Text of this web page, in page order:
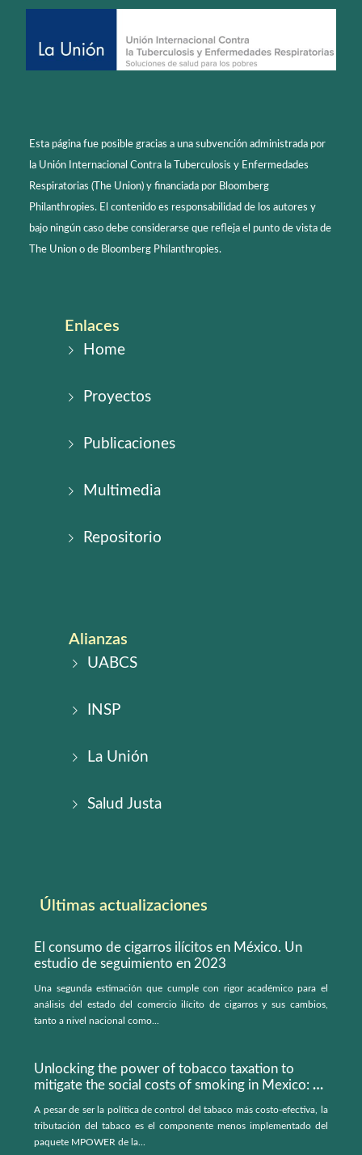
Esta página fue posible gracias a una subvención administrada por
la Unión Internacional Contra la Tuberculosis y Enfermedades
Respiratorias (The Union) y financiada por Bloomberg
Philanthropies. El contenido es responsabilidad de los autores y
bajo ningún caso debe considerarse que refleja el punto de vista de
The Union o de Bloomberg Philanthropies.
Enlaces
Home
Proyectos
Publicaciones
Multimedia
Repositorio
Alianzas
UABCS
INSP
La Unión
Salud Justa
Últimas actualizaciones
El consumo de cigarros ilícitos en México. Un
estudio de seguimiento en 2023
Una segunda estimación que cumple con rigor académico para el
análisis del estado del comercio ilícito de cigarros y sus cambios,
tanto a nivel nacional como...
Unlocking the power of tobacco taxation to
mitigate the social costs of smoking in Mexico: a
A pesar de ser la política de control del tabaco más costo-efectiva, la
tributación del tabaco es el componente menos implementado del
paquete MPOWER de la...